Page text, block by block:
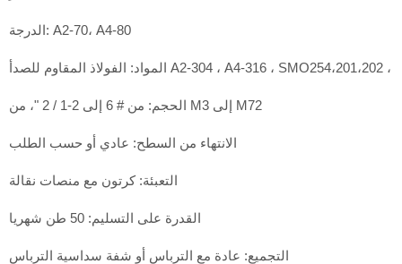
الدرجة: A2-70، A4-80
المواد: الفولاذ المقاوم للصدأ A2-304 ، A4-316 ، SMO254،201،202 ،
الحجم: من # 6 إلى 2-1 / 2 "، من M3 إلى M72
الانتهاء من السطح: عادي أو حسب الطلب
التعبئة: كرتون مع منصات نقالة
القدرة على التسليم: 50 طن شهريا
التجميع: عادة مع الترباس أو شفة سداسية الترباس